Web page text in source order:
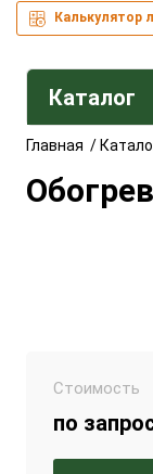
Калькулятор
Каталог
Главная /
Стоимость
по